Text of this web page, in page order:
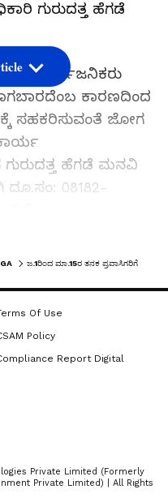
ಗುರುದತ್ತ ಹೆಗಡೆ
ಸಾರ್ವಜನಿಕರು
ಕಾರಣದಿಂದ
ಸಹಕರಿಸುವಂತೆ ಜೋಗ
ಹೆಗಡೆ ಮನವಿ
08182-
Of Use
Policy
Report Digital
Private Limited (Formerly
Private Limited) | All Rights